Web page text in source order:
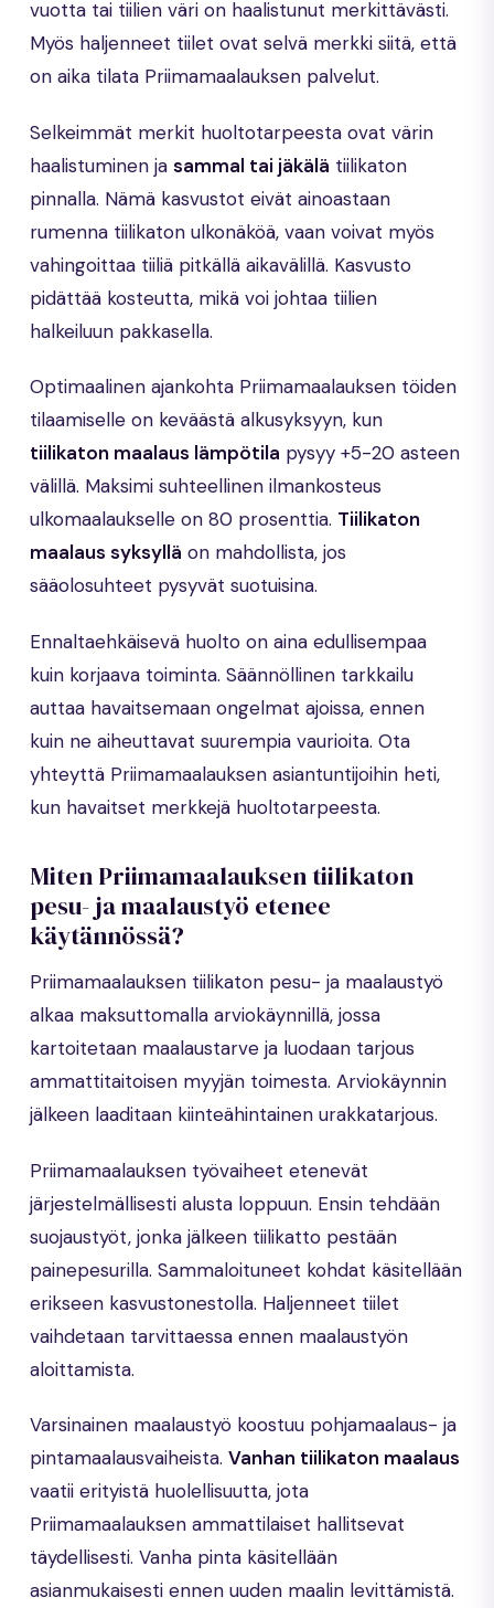
vuotta tai tiilien väri on haalistunut merkittävästi.
Myös haljenneet tiilet ovat selvä merkki siitä, että
on aika tilata Priimamaalauksen palvelut.
Selkeimmät merkit huoltotarpeesta ovat värin
haalistuminen jasammal tai jäkälä tiilikaton
pinnalla. Nämä kasvustot eivät ainoastaan
rumenna tiilikaton ulkonäköä, vaan voivat myös
vahingoittaa tiiliä pitkällä aikavälillä. Kasvusto
pidättää kosteutta, mikä voi johtaa tiilien
halkeiluun pakkasella.
Optimaalinen ajankohta Priimamaalauksen töiden
tilaamiselle on keväästä alkusyksyyn, kun
tiilikaton maalaus lämpötila pysyy +5-20 asteen
välillä. Maksimi suhteellinen ilmankosteus
ulkomaalaukselle on 80 prosenttia. Tiilikaton
maalaus syksyllä on mahdollista, jos
sääolosuhteet pysyvät suotuisina.
Ennaltaehkäisevä huolto on aina edullisempaa
kuin korjaava toiminta. Säännöllinen tarkkailu
auttaa havaitsemaan ongelmat ajoissa, ennen
kuin ne aiheuttavat suurempia vaurioita. Ota
yhteyttä Priimamaalauksen asiantuntijoihin heti,
kun havaitset merkkejä huoltotarpeesta.
Miten Priimamaalauksen tiilikaton
pesu- ja maalaustyö etenee
käytännössä?
Priimamaalauksen tiilikaton pesu- ja maalaustyö
alkaa maksuttomalla arviokäynnillä, jossa
kartoitetaan maalaustarve ja luodaan tarjous
ammattitaitoisen myyjän toimesta. Arviokäynnin
jälkeen laaditaan kiinteähintainen urakkatarjous.
Priimamaalauksen työvaiheet etenevät
järjestelmällisesti alusta loppuun. Ensin tehdään
suojaustyöt, jonka jälkeen tiilikatto pestään
painepesurilla. Sammaloituneet kohdat käsitellään
erikseen kasvustonestolla. Haljenneet tiilet
vaihdetaan tarvittaessa ennen maalaustyön
aloittamista.
Varsinainen maalaustyö koostuu pohjamaalaus- ja
pintamaalausvaiheista.Vanhan tiilikaton maalaus
vaatii erityistä huolellisuutta, jota
Priimamaalauksen ammattilaiset hallitsevat
täydellisesti. Vanha pinta käsitellään
asianmukaisesti ennen uuden maalin levittämistä.